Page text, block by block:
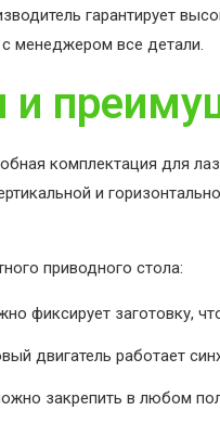
гарантирует
менеджером все детали.
и
комплектация для
и
приводного стола:
фиксирует заготовку,
двигатель работает
закрепить в любом